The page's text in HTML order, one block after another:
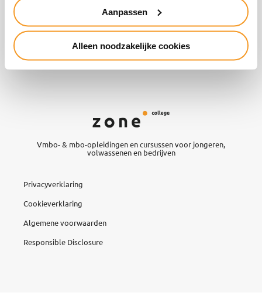
Aanpassen
Alleen noodzakelijke cookies
Voor bedrijven
Werken bij
International
Vakanties
Inloggen
Contact
Vmbo- & mbo-opleidingen en cursussen voor jongeren,
volwassenen en bedrijven
Privacyverklaring
Cookieverklaring
Algemene voorwaarden
Responsible Disclosure